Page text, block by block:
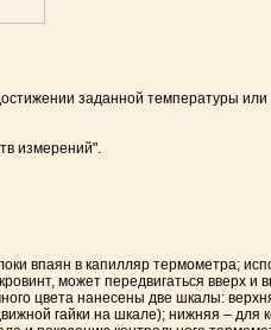
заданной температуры
измерений".
впаян в капилляр термометра;
может передвигаться вверх
цвета нанесены две шкалы:
гайки на шкале); нижняя –